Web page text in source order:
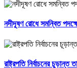
নদীদূষণ রোধে সমন্বিত
রাষ্ট্রপতি নির্বাচনের চূড়ান্ত